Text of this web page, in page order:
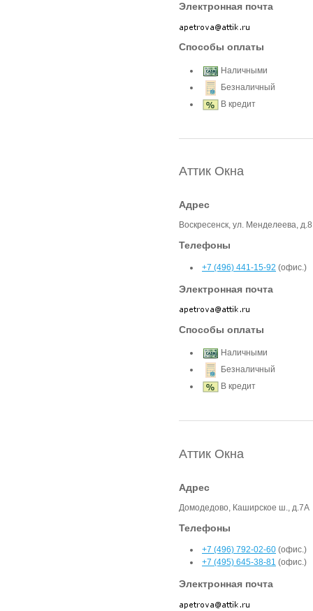
Электронная почта
Способы оплаты
Наличными
Безналичный
В кредит
Аттик Окна
Адрес
Воскресенск, ул. Менделеева, д.8
Телефоны
+7 (496) 441-15-92 (офис.)
Электронная почта
Способы оплаты
Наличными
Безналичный
В кредит
Аттик Окна
Адрес
Домодедово, Каширское ш., д.7А
Телефоны
+7 (496) 792-02-60 (офис.)
+7 (495) 645-38-81 (офис.)
Электронная почта